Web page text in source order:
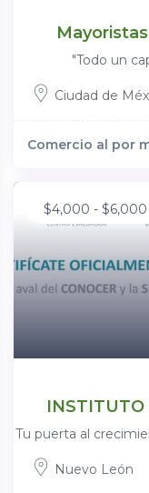
"Todo un
Ciudad de
Comercio al por
$4,000 - $6,000
INSTITUTO
Tu puerta al
Nuevo León